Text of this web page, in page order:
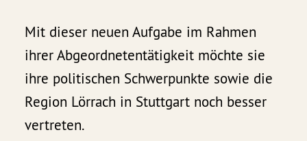
Mit dieser neuen Aufgabe im Rahmen
ihrer Abgeordnetentätigkeit möchte sie
ihre politischen Schwerpunkte sowie die
Region Lörrach in Stuttgart noch besser
vertreten.